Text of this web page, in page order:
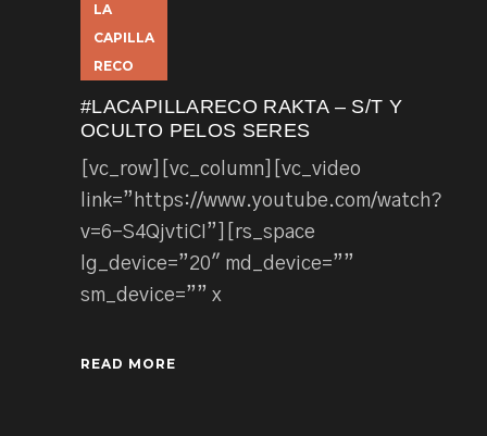
LA
CAPILLA
RECO
#LACAPILLARECO RAKTA – S/T Y
OCULTO PELOS SERES
[vc_row][vc_column][vc_video
link=”https://www.youtube.com/watch?
v=6-S4QjvtiCI”][rs_space
lg_device=”20″ md_device=””
sm_device=”” x
READ MORE